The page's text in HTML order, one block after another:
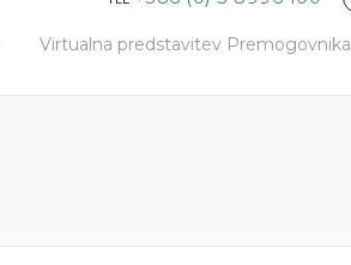
Virtualna predstavitev Premogovnika